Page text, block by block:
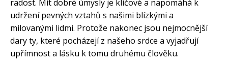
radost. Mít dobré úmysly je klíčové a napomáhá k
udržení pevných vztahů s našimi blízkými a
milovanými lidmi. Protože nakonec jsou nejmocnější
dary ty, které pocházejí z našeho srdce a vyjadřují
upřímnost a lásku k tomu druhému člověku.